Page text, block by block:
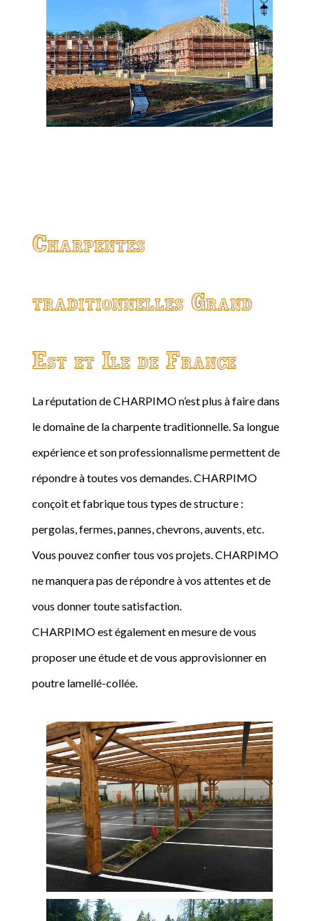
Charpentes
traditionnelles Grand
Est et Ile de France
La réputation de CHARPIMO n’est plus à faire dans
le domaine de la charpente traditionnelle. Sa longue
expérience et son professionnalisme permettent de
répondre à toutes vos demandes. CHARPIMO
conçoit et fabrique tous types de structure :
pergolas, fermes, pannes, chevrons, auvents, etc.
Vous pouvez confier tous vos projets. CHARPIMO
ne manquera pas de répondre à vos attentes et de
vous donner toute satisfaction.
CHARPIMO est également en mesure de vous
proposer une étude et de vous approvisionner en
poutre lamellé-collée.